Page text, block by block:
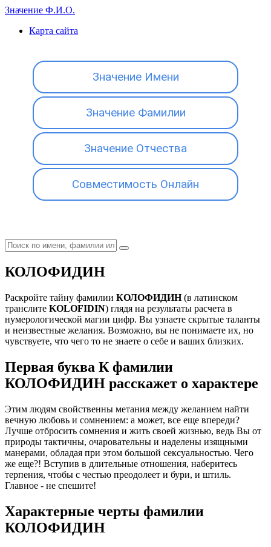
Значение Ф.И.О.
Карта сайта
Значение Имени
Значение Фамилии
Значение Отчества
Совместимость Онлайн
КОЛОФИДИН
Раскройте тайну фамилии КОЛОФИДИН(в латинском
транслите KOLOFIDIN) глядя на результаты расчета в
нумерологической магии цифр. Вы узнаете скрытые таланты
и неизвестные желания. Возможно, вы не понимаете их, но
чувствуете, что чего то не знаете о себе и ваших близких.
Первая буква К фамилии
КОЛОФИДИН расскажет о характере
Этим людям свойственны метания между желанием найти
вечную любовь и сомнением: а может, все еще впереди?
Лучше отбросить сомнения и жить своей жизнью, ведь Вы от
природы тактичны, очаровательны и наделены изящными
манерами, обладая при этом большой сексуальностью. Чего
же еще?! Вступив в длительные отношения, наберитесь
терпения, чтобы с честью преодолеет и бури, и штиль.
Главное - не спешите!
Характерные черты фамилии
КОЛОФИДИН